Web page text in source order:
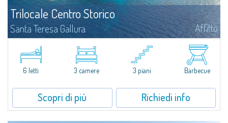
Trilocale Centro Storico
Santa Teresa Gallura Affitto
A 50 mt dalla piazza di S. Teresa e circa 400mt dalla bianchissima spiaggia
di Rena Bianca.Disposto su 3 livelli (piano-terra, piano primo, taverna)
l'appartamento in affitto è composto da 1 camera matrimoniale, 1...
6 letti 3 camere 3 piani Barbecue
Scopri di più Richiedi info